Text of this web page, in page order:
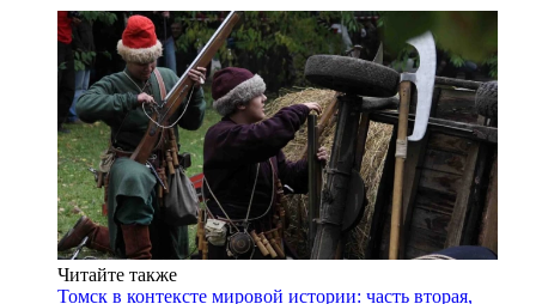
Читайте также
Томск в контексте мировой истории: часть вторая,